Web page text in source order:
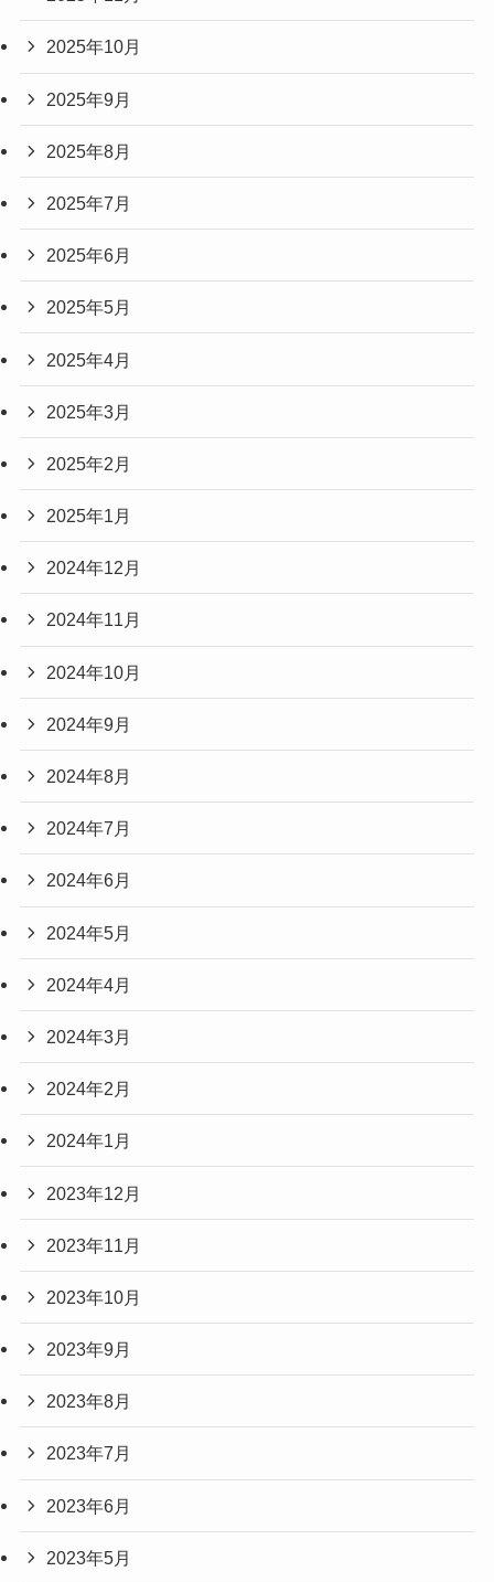
2025年10月
2025年9月
2025年8月
2025年7月
2025年6月
2025年5月
2025年4月
2025年3月
2025年2月
2025年1月
2024年12月
2024年11月
2024年10月
2024年9月
2024年8月
2024年7月
2024年6月
2024年5月
2024年4月
2024年3月
2024年2月
2024年1月
2023年12月
2023年11月
2023年10月
2023年9月
2023年8月
2023年7月
2023年6月
2023年5月